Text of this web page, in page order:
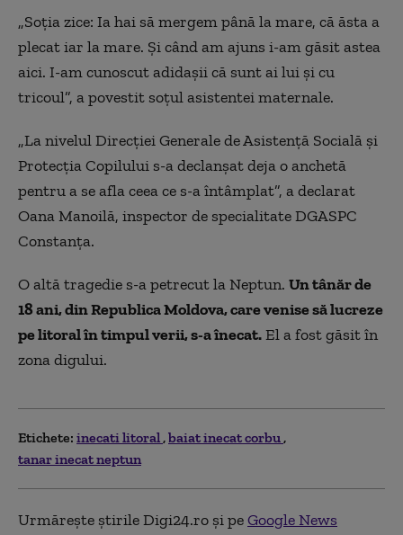
„Soţia zice: Ia hai să mergem până la mare, că ăsta a
plecat iar la mare. Şi când am ajuns i-am găsit astea
aici. I-am cunoscut adidaşii că sunt ai lui şi cu
tricoul”, a povestit soțul asistentei maternale.
„La nivelul Direcţiei Generale de Asistenţă Socială şi
Protecţia Copilului s-a declanşat deja o anchetă
pentru a se afla ceea ce s-a întâmplat”, a declarat
Oana Manoilă, inspector de specialitate DGASPC
Constanța.
O altă tragedie s-a petrecut la Neptun. Un tânăr de
18 ani, din Republica Moldova, care venise să lucreze
pe litoral în timpul verii, s-a înecat.El a fost găsit în
zona digului.
Etichete: inecati litoral baiat inecat corbu
tanar inecat neptun
Urmărește știrile Digi24.ro și peGoogle News